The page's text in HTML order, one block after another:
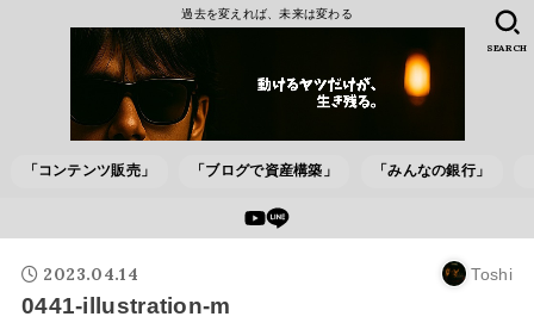
過去を変えれば、未来は変わる
「コンテンツ販売」 「ブログで資産構築」 「みんなの銀行」
SEARCH
2023.04.14 Toshi
0441-illustration-m